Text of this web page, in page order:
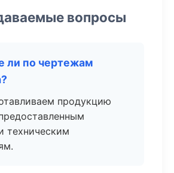
вопросы
ли по чертежам
продукцию
техническим